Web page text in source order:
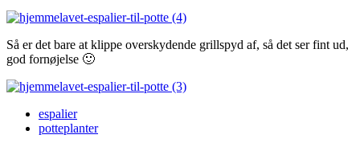
Så er det bare at klippe overskydende grillspyd af, så det ser fint ud,
god fornøjelse 🙂
espalier
potteplanter